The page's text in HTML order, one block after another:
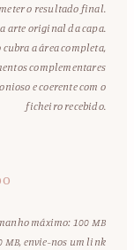
o resultado final.
arte original da capa.
a área completa,
complementares
e coerente com o
ficheiro recebido.
máximo: 100 MB
MB, envie-nos um link